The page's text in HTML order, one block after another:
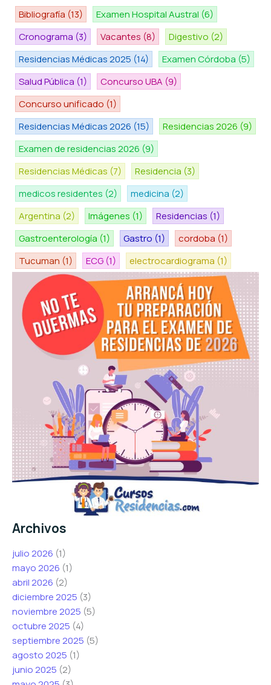
Bibliografía (13) Examen Hospital Austral (6)
Cronograma (3) Vacantes (8) Digestivo (2)
Residencias Médicas 2025 (14) Examen Córdoba (5)
Salud Pública (1) Concurso UBA (9)
Concurso unificado (1)
Residencias Médicas 2026 (15) Residencias 2026 (9)
Examen de residencias 2026 (9)
Residencias Médicas (7) Residencia (3)
medicos residentes (2) medicina (2)
Argentina (2) Imágenes (1) Residencias (1)
Gastroenterología (1) Gastro (1) cordoba (1)
Tucuman (1) ECG (1) electrocardiograma (1)
Archivos
julio 2026 (1)
mayo 2026 (1)
abril 2026 (2)
diciembre 2025 (3)
noviembre 2025 (5)
octubre 2025 (4)
septiembre 2025 (5)
agosto 2025 (1)
junio 2025 (2)